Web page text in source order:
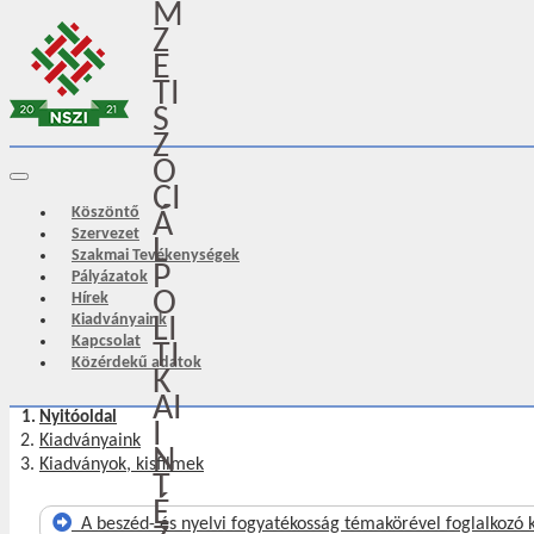
M
Z
E
TI
S
Z
O
CI
Á
L
P
O
LI
TI
K
AI
I
N
T
É
Köszöntő
Szervezet
Szakmai Tevékenységek
Pályázatok
Hírek
Kiadványaink
Kapcsolat
Közérdekű adatok
Nyitóoldal
Kiadványaink
Kiadványok, kisfilmek
A beszéd- és nyelvi fogyatékosság témakörével foglalkozó